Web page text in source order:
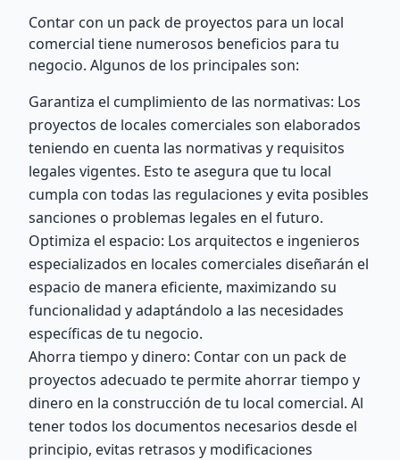
Contar con un pack de proyectos para un local
comercial tiene numerosos beneficios para tu
negocio. Algunos de los principales son:
Garantiza el cumplimiento de las normativas: Los
proyectos de locales comerciales son elaborados
teniendo en cuenta las normativas y requisitos
legales vigentes. Esto te asegura que tu local
cumpla con todas las regulaciones y evita posibles
sanciones o problemas legales en el futuro.
Optimiza el espacio: Los arquitectos e ingenieros
especializados en locales comerciales diseñarán el
espacio de manera eficiente, maximizando su
funcionalidad y adaptándolo a las necesidades
específicas de tu negocio.
Ahorra tiempo y dinero: Contar con un pack de
proyectos adecuado te permite ahorrar tiempo y
dinero en la construcción de tu local comercial. Al
tener todos los documentos necesarios desde el
principio, evitas retrasos y modificaciones